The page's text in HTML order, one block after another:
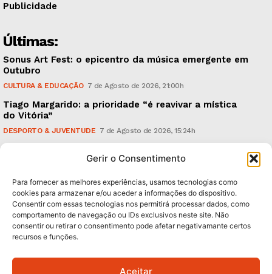
Gerir o Consentimento
Para fornecer as melhores experiências, usamos tecnologias como
cookies para armazenar e/ou aceder a informações do dispositivo.
Consentir com essas tecnologias nos permitirá processar dados, como
comportamento de navegação ou IDs exclusivos neste site. Não
consentir ou retirar o consentimento pode afetar negativamante certos
recursos e funções.
Aceitar
Publicidade
Últimas:
Sonus Art Fest: o epicentro da música emergente em
Outubro
CULTURA & EDUCAÇÃO 7 de Agosto de 2026, 21:00h
Tiago Margarido: a prioridade “é reavivar a mística
do Vitória”
DESPORTO & JUVENTUDE 7 de Agosto de 2026, 15:24h
caudais e antecipa situações de risco
Subscreva Newsletter: